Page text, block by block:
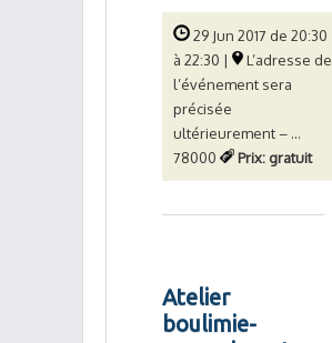
29 Jun 2017 de 20:30
à 22:30 |
L’adresse de
l’événement sera
précisée
ultérieurement – ...
78000
Prix: gratuit
Atelier
boulimie-